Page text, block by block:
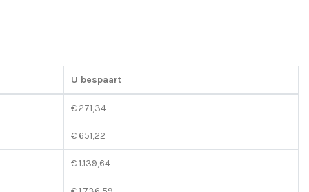
U bespaart
€ 271,34
€ 651,22
€ 1.139,64